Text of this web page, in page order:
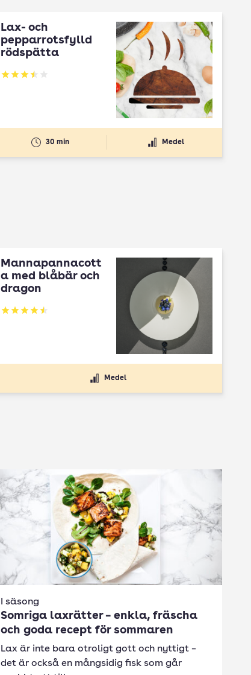
Lax- och
pepparrotsfylld
rödspätta
Betyg: 3.5 av 5
30 min Medel
Mannapannacott
a med blåbär och
dragon
Betyg: 4.5 av 5
Medel
I säsong
Somriga laxrätter – enkla, fräscha
och goda recept för sommaren
Lax är inte bara otroligt gott och nyttigt –
det är också en mångsidig fisk som går